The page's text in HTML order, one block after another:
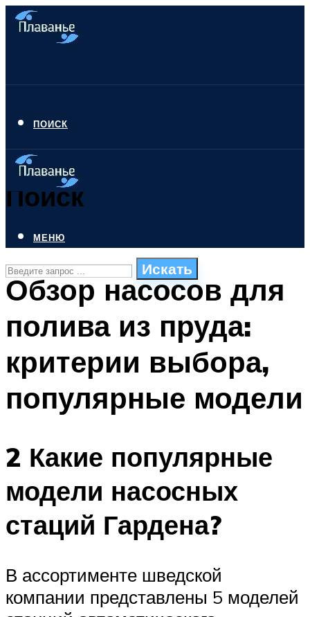
ПОИСК
Поиск
Искать
СТИЛИ ПЛАВАНЬЯ
ПЛАВАНЬЕ ДЛЯ ДЕТЕЙ
БАССЕЙН ДЛЯ ДОМА
МЕНЮ
Обзор насосов для
полива из пруда:
критерии выбора,
популярные модели
2 Какие популярные
модели насосных
стаций Гардена?
В ассортименте шведской
компании представлены 5 моделей